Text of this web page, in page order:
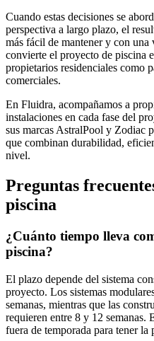
Cuando estas decisiones se
perspectiva a largo plazo, el
más fácil de mantener y con
convierte el proyecto de piscina
propietarios residenciales como
comerciales.
En Fluidra, acompañamos a
instalaciones en cada fase del
sus marcas AstralPool y Zodiac
que combinan durabilidad,
nivel.
Preguntas
piscina
¿Cuánto tiempo lleva
piscina?
El plazo depende del sistema
proyecto. Los sistemas
semanas, mientras que las
requieren entre 8 y 12
fuera de temporada para tener